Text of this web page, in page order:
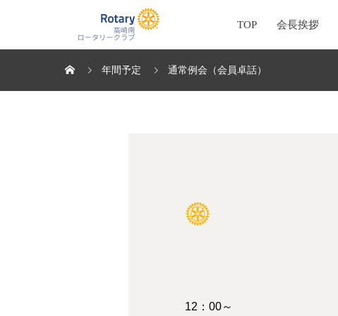
TOP 会長挨拶
年間予定 通常例会（会員卓話）
12：00～